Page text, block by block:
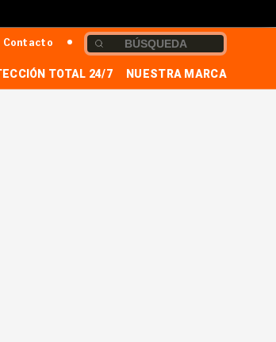
Contacto
NUESTRA MARCA
TOTAL 24/7